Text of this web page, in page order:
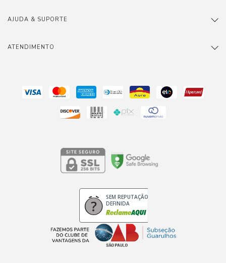
AJUDA & SUPORTE
ATENDIMENTO
SEM REPUTAÇÃO
DEFINIDA